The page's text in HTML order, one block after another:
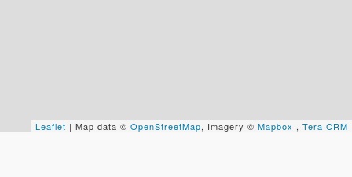
Leaflet | Map data © OpenStreetMap, Imagery © Mapbox , Tera CRM
Uso exclusivo